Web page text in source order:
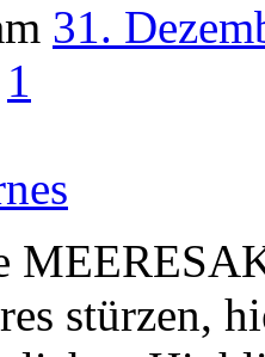
31.
1
stürzen,